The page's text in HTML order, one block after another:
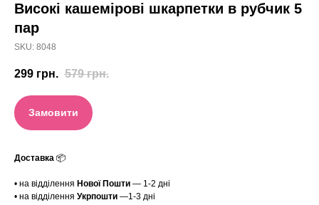
Високі кашемірові шкарпетки в рубчик 5
пар
SKU: 8048
299 грн. 579 грн.
Замовити
Доставка 📦
• на відділення Нової Пошти — 1-2 дні
• на відділення Укрпошти —1-3 дні